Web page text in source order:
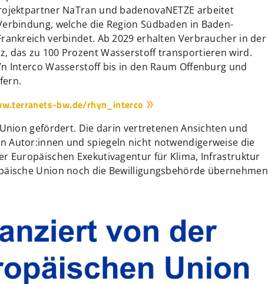
NaTran und badenovaNETZE arbeitet
welche die Region Südbaden in Baden-
verbindet. Ab 2029 erhalten Verbraucher in der
das zu 100 Prozent Wasserstoff transportieren wird.
Interco Wasserstoff bis in den Raum Offenburg und
bw.de/rhyn_interco
gefördert. Die darin vertretenen Ansichten und
Autor:innen und spiegeln nicht notwendigerweise die
Europäischen Exekutivagentur für Klima, Infrastruktur
Union noch die Bewilligungsbehörde übernehmen